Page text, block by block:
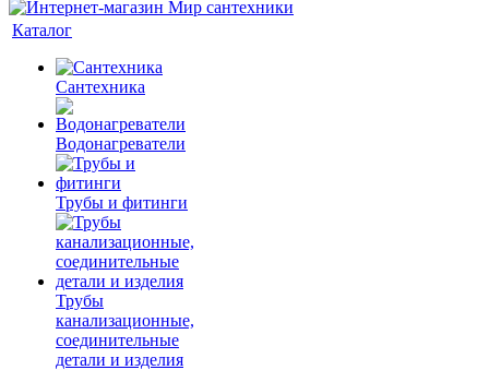
Каталог
Сантехника
Водонагреватели
Трубы и фитинги
Трубы
канализационные,
соединительные
детали и изделия